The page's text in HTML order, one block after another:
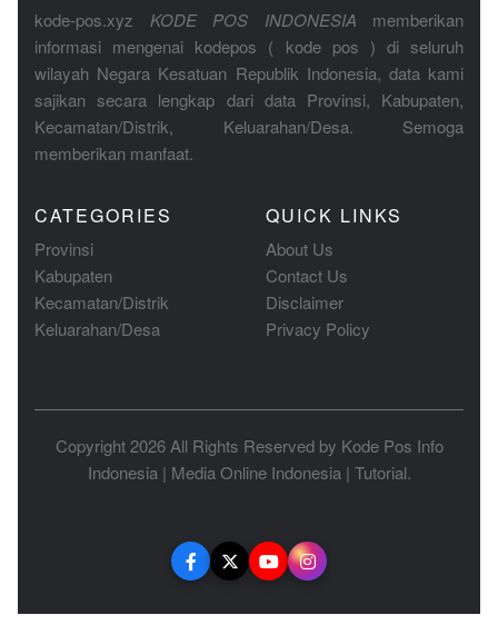
kode-pos.xyz KODE POS INDONESIA memberikan
informasi mengenai kodepos ( kode pos ) di seluruh
wilayah Negara Kesatuan Republik Indonesia, data kami
sajikan secara lengkap dari data Provinsi, Kabupaten,
Kecamatan/Distrik, Keluarahan/Desa. Semoga
memberikan manfaat.
CATEGORIES
Provinsi
Kabupaten
Kecamatan/Distrik
Keluarahan/Desa
QUICK LINKS
About Us
Contact Us
Disclaimer
Privacy Policy
Copyright 2026 All Rights Reserved by Kode Pos Info
Indonesia| Media Online Indonesia| Tutorial.